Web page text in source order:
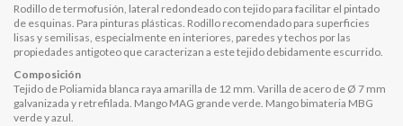
Rodillo de termofusión, lateral redondeado con tejido para facilitar el pintado
de esquinas. Para pinturas plásticas. Rodillo recomendado para superficies
lisas y semilisas, especialmente en interiores, paredes y techos por las
propiedades antigoteo que caracterizan a este tejido debidamente escurrido.
Composición
Tejido de Poliamida blanca raya amarilla de 12 mm. Varilla de acero de Ø 7 mm
galvanizada y retrefilada. Mango MAG grande verde. Mango bimateria MBG
verde y azul.